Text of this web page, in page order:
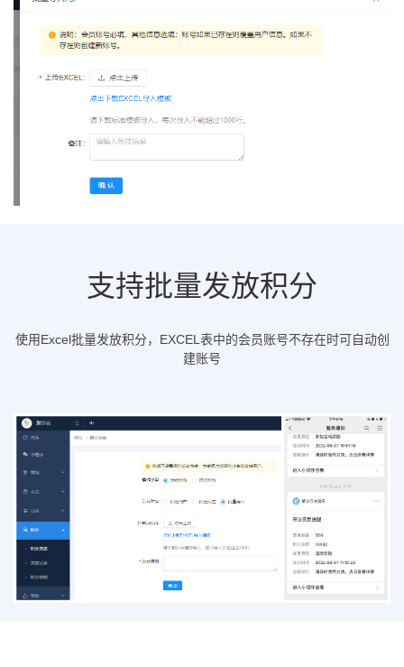
支持批量发放积分
使用Excel批量发放积分，EXCEL表中的会员账号不存在时可自动创
建账号